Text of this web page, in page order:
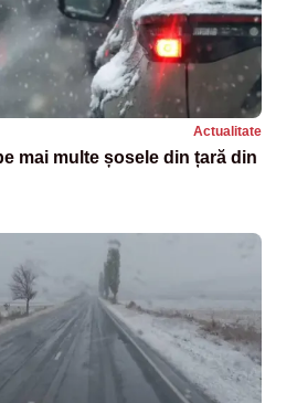
Actualitate
mai multe șosele din țară din